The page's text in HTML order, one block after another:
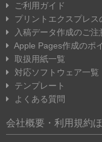
ご利用ガイド
プリントエクスプレス
入稿データ作成のご注
Apple Pages作成のポ
取扱用紙一覧
対応ソフトウェア一覧
テンプレート
よくある質問
会社概要・利用規約